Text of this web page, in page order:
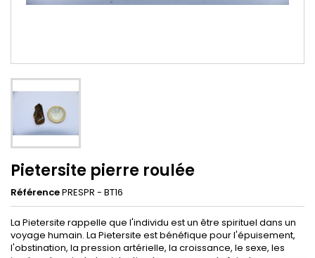
Pietersite pierre roulée
RéférencePRESPR - BT16
La Pietersite rappelle que l'individu est un être spirituel dans un
voyage humain. La Pietersite est bénéfique pour l'épuisement,
l'obstination, la pression artérielle, la croissance, le sexe, les